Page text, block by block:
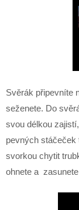
Svěrák připevníte
seženete. Do
svou délkou
pevných
svorkou chytit
ohnete a